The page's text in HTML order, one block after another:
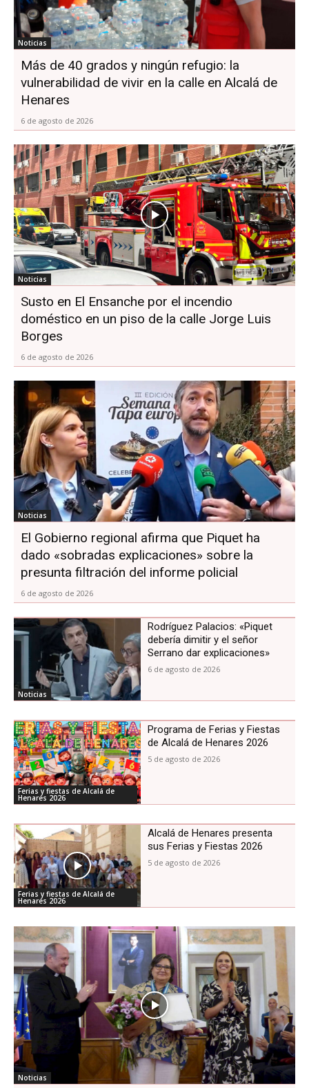
Noticias
Más de 40 grados y ningún refugio: la
vulnerabilidad de vivir en la calle en Alcalá de
Henares
6 de agosto de 2026
Noticias
Susto en El Ensanche por el incendio
doméstico en un piso de la calle Jorge Luis
Borges
6 de agosto de 2026
Noticias
El Gobierno regional afirma que Piquet ha
dado «sobradas explicaciones» sobre la
presunta filtración del informe policial
6 de agosto de 2026
Noticias
Rodríguez Palacios: «Piquet
debería dimitir y el señor
Serrano dar explicaciones»
6 de agosto de 2026
Ferias y fiestas de Alcalá de
Henares 2026
Programa de Ferias y Fiestas
de Alcalá de Henares 2026
5 de agosto de 2026
Ferias y fiestas de Alcalá de
Henares 2026
Alcalá de Henares presenta
sus Ferias y Fiestas 2026
5 de agosto de 2026
Noticias